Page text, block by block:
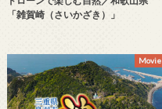
「雑賀崎（さいかざき）」
Movie